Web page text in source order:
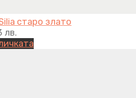
старо златo
лв.